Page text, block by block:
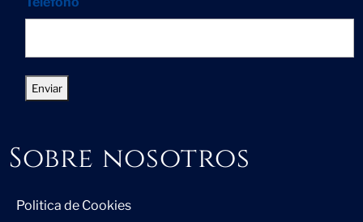
Sobre nosotros
Politica de Cookies